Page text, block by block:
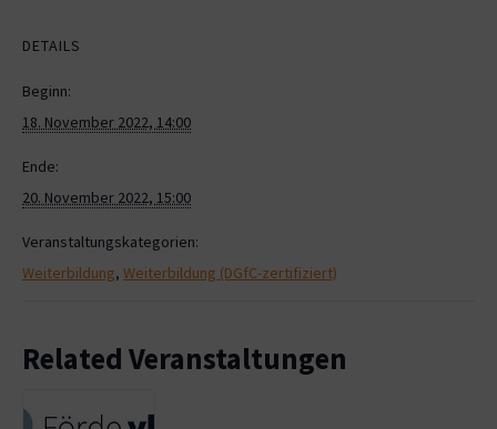
DETAILS
Beginn:
18. November 2022, 14:00
Ende:
20. November 2022, 15:00
Veranstaltungskategorien:
Weiterbildung, Weiterbildung (DGfC-zertifiziert)
Related Veranstaltungen